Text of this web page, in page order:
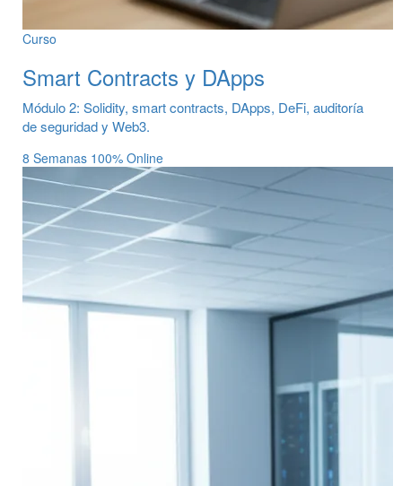
Curso
Smart Contracts y DApps
Módulo 2: Solidity, smart contracts, DApps, DeFi, auditoría
de seguridad y Web3.
8 Semanas 100% Online